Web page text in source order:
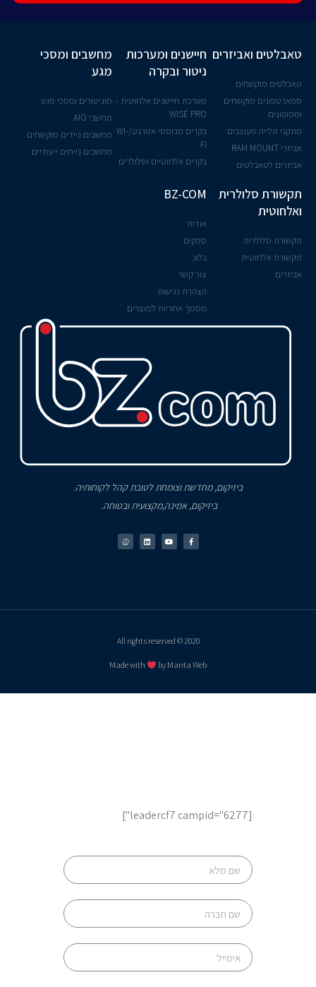
טאבלטים ואביזרים
טאבלטים מוקשחים
סמארטפונים מוקשחים
ומסופונים
מתקני תלייה מעוצבים
אביזרי RAM MOUNT
אביזרים לטאבלטים
חיישנים ומערכות
ניטור ובקרה
מערכת חיישנים אלחוטית -
WISE PRO
בקרים מבוססי אטרנט/WI-
FI
בקרים אלחוטיים וסלולרים
מחשבים ומסכי
מגע
מוניטורים ומסכי מגע
מחשבי AIO
מחשבים ניידים מוקשחים
מחשבים נייחים ייעודיים
תקשורת סלולרית
ואלחוטית
תקשורת סלולרית
תקשורת אלחוטית
אביזרים
BZ-COM
אודות
ספקים
בלוג
צור קשר
הצהרת נגישות
מסמך אחריות למוצרים
ביזיקום, מחדשת וצומחת לטובת קהל לקוחותיה.
ביזיקום, אמינה,מקצועית ובטוחה.
2020 © All rights reserved
Made with by Manta Web
[leadercf7 campid="6277"]